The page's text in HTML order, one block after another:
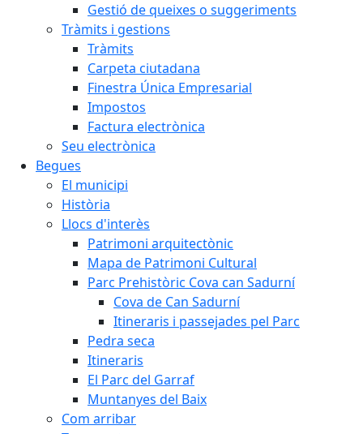
Gestió de queixes o suggeriments
Tràmits i gestions
Tràmits
Carpeta ciutadana
Finestra Única Empresarial
Impostos
Factura electrònica
Seu electrònica
Begues
El municipi
Història
Llocs d'interès
Patrimoni arquitectònic
Mapa de Patrimoni Cultural
Parc Prehistòric Cova can Sadurní
Cova de Can Sadurní
Itineraris i passejades pel Parc
Pedra seca
Itineraris
El Parc del Garraf
Muntanyes del Baix
Com arribar